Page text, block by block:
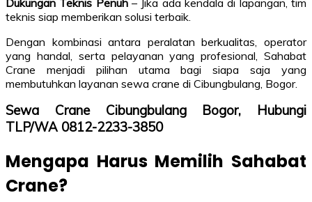
teknis siap memberikan solusi terbaik.
Dengan kombinasi antara peralatan berkualitas, operator
yang handal, serta pelayanan yang profesional, Sahabat
Crane menjadi pilihan utama bagi siapa saja yang
membutuhkan layanan sewa crane di Cibungbulang, Bogor.
Sewa Crane Cibungbulang Bogor, Hubungi
TLP/WA 0812-2233-3850
Mengapa Harus Memilih Sahabat
Crane?